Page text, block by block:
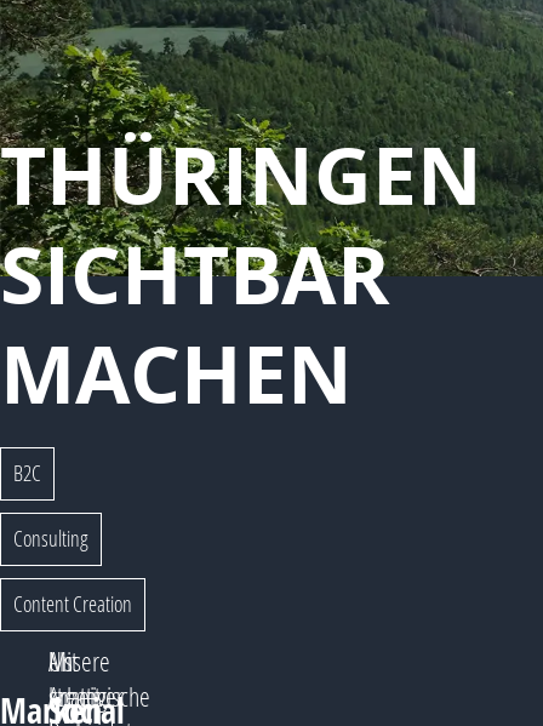
THÜRINGEN
SICHTBAR
MACHEN
B2C
Consulting
Content Creation
Marken
Mit
kreativer
Social
Als
strategische
Unsere
Arbeit